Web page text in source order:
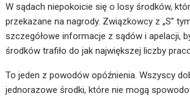
W sądach niepokoicie się o losy środków,
przekazane na nagrody. Związkowcy z „S”
szczegółowe informacje z sądów i apelacji,
środków trafiło do jak największej liczby
To jeden z powodów opóźnienia. Wszyscy
jednorazowe środki, które nie mogą